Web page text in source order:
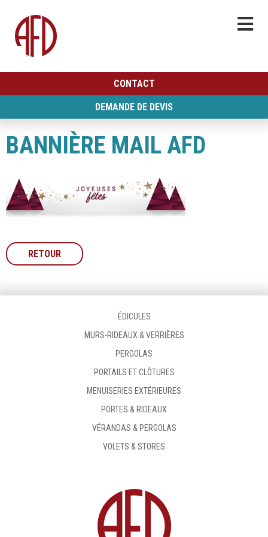
CONTACT
DEMANDE DE DEVIS
BANNIÈRE MAIL AFD
RETOUR
ÉDICULES
MURS-RIDEAUX & VERRIÈRES
PERGOLAS
PORTAILS ET CLÔTURES
MENUISERIES EXTÉRIEURES
PORTES & RIDEAUX
VÉRANDAS & PERGOLAS
VOLETS & STORES